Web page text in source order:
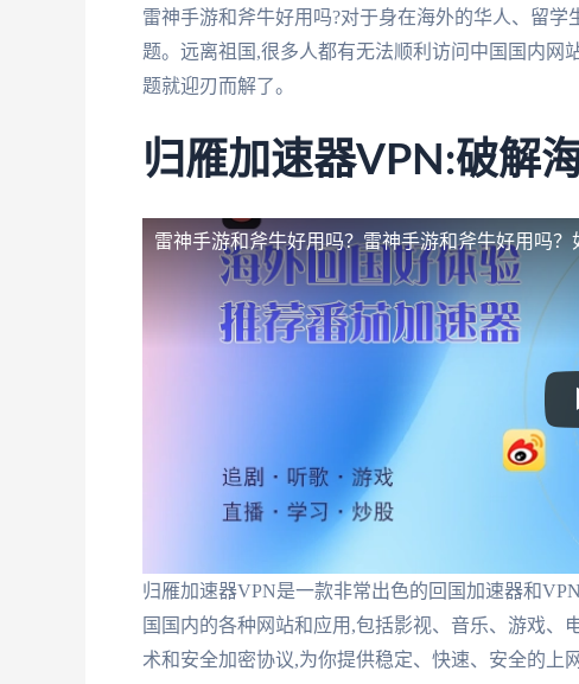
雷神手游和斧牛好用吗?对于身在海外的华人、留
题。远离祖国,很多人都有无法顺利访问中国国内网
题就迎刃而解了。
归雁加速器VPN:破解
雷神手游和斧牛好用吗？雷神手游和斧牛好用吗？
归雁加速器VPN是一款非常出色的回国加速器和
国国内的各种网站和应用,包括影视、音乐、游戏
术和安全加密协议,为你提供稳定、快速、安全的上